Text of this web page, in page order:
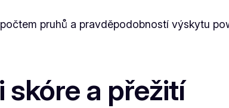
pruhů a pravděpodobností výskytu
a přežití